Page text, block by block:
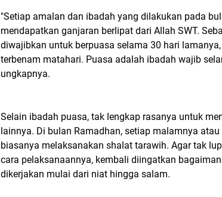
"Setiap amalan dan ibadah yang dilakukan pada
mendapatkan ganjaran berlipat dari Allah SWT.
diwajibkan untuk berpuasa selama 30 hari
terbenam matahari. Puasa adalah ibadah wajib
ungkapnya.
Selain ibadah puasa, tak lengkap rasanya untuk
lainnya. Di bulan Ramadhan, setiap malamnya
biasanya melaksanakan shalat tarawih. Agar tak
cara pelaksanaannya, kembali diingatkan
dikerjakan mulai dari niat hingga salam.